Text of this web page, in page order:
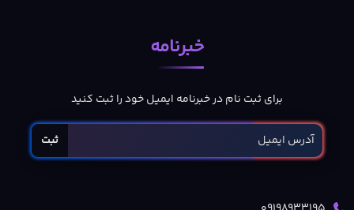
خبرنامه
برای ثبت نام در خبرنامه ایمیل خود را ثبت کنید
ثبت